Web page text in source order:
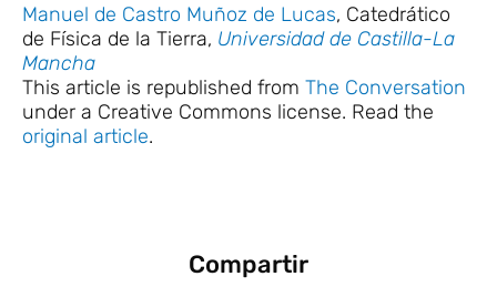
Manuel de Castro Muñoz de Lucas, Catedrático
de Física de la Tierra, Universidad de Castilla-La
Mancha
This article is republished from The Conversation
under a Creative Commons license. Read the
original article.
Compartir